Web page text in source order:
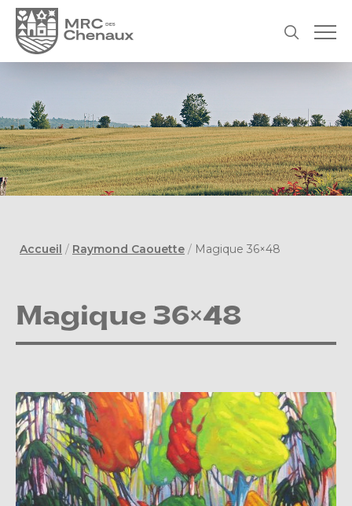
Accueil / Raymond Caouette / Magique 36×48
Magique 36×48